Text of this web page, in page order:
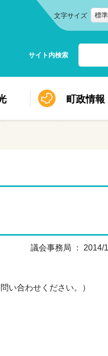
文字サイズ 標準
サイト内検索
町政情報
議会事務局 ： 2014/
い合わせください。）